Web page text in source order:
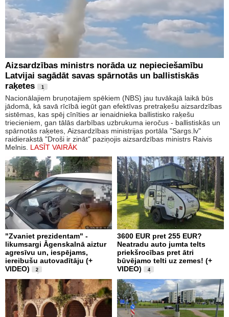
Aizsardzības ministrs norāda uz nepieciešamību
Latvijai sagādāt savas spārnotās un ballistiskās
raķetes
1
Nacionālajiem bruņotajiem spēkiem (NBS) jau tuvākajā laikā būs
jādomā, kā savā rīcībā iegūt gan efektīvas pretraķešu aizsardzības
sistēmas, kas spēj cīnīties ar ienaidnieka ballistisko raķešu
triecieniem, gan tālās darbības uzbrukuma ieročus - ballistiskās un
spārnotās raķetes, Aizsardzības ministrijas portāla "Sargs.lv"
raidierakstā "Droši ir zināt" paziņojis aizsardzības ministrs Raivis
Melnis. LASĪT VAIRĀK
"Zvaniet prezidentam" -
likumsargi Āgenskalnā aiztur
agresīvu un, iespējams,
iereibušu autovadītāju (+
VIDEO)
2
3600 EUR pret 255 EUR?
Neatradu auto jumta telts
priekšrocības pret ātri
būvējamo telti uz zemes! (+
VIDEO)
4